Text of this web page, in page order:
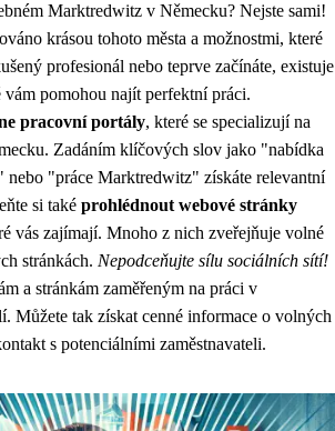
Marktredwitz v Německu? Nejste sami!
krásou tohoto města a možnostmi, které
profesionál nebo teprve začínáte, existuje
pomohou najít perfektní práci.
pracovní portály, které se specializují na
Zadáním klíčových slov jako "nabídka
nebo "práce Marktredwitz" získáte relevantní
si také prohlédnout webové stránky
vás zajímají. Mnoho z nich zveřejňuje volné
stránkách. Nepodceňujte sílu sociálních sítí!
a stránkám zaměřeným na práci v
Můžete tak získat cenné informace o volných
s potenciálními zaměstnavateli.